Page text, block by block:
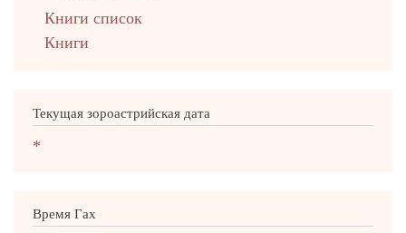
Книги список
Книги
Текущая зороастрийская дата
*
Время Гах